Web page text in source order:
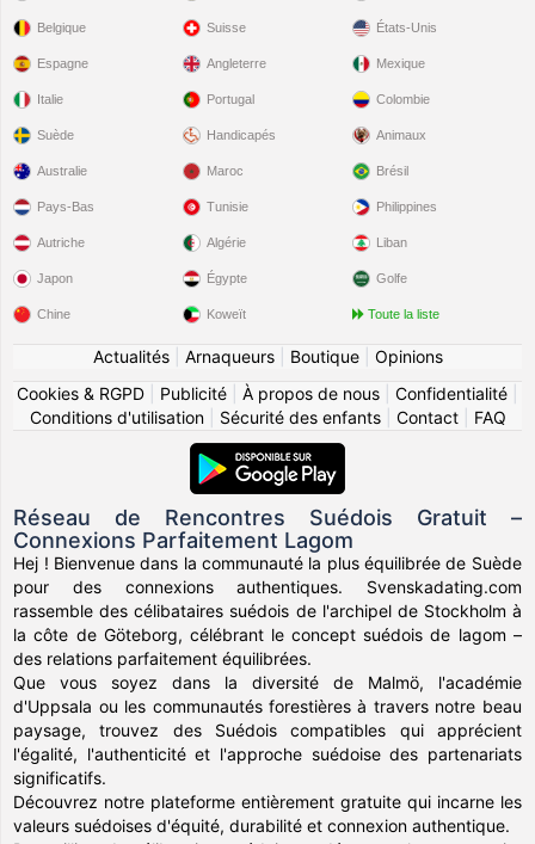
Belgique
Espagne
Italie
Suède
Suisse
Angleterre
Portugal
Handicapés
États-Unis
Mexique
Colombie
Animaux
Australie
Pays-Bas
Autriche
Japon
Chine
Maroc
Tunisie
Algérie
Égypte
Koweït
Brésil
Philippines
Liban
Golfe
Toute la liste
Actualités| Arnaqueurs| Boutique| Opinions
Cookies & RGPD
Publicité À propos de nous Confidentialité
Conditions d'utilisation| Sécurité des enfants| Contact| FAQ
Réseau de Rencontres Suédois Gratuit –
Connexions Parfaitement Lagom
Hej ! Bienvenue dans la communauté la plus équilibrée de Suède
pour des connexions authentiques. Svenskadating.com
rassemble des célibataires suédois de l'archipel de Stockholm à
la côte de Göteborg, célébrant le concept suédois de lagom –
des relations parfaitement équilibrées.
Que vous soyez dans la diversité de Malmö, l'académie
d'Uppsala ou les communautés forestières à travers notre beau
paysage, trouvez des Suédois compatibles qui apprécient
l'égalité, l'authenticité et l'approche suédoise des partenariats
significatifs.
Découvrez notre plateforme entièrement gratuite qui incarne les
valeurs suédoises d'équité, durabilité et connexion authentique.